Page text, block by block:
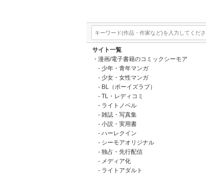
サイト一覧
漫画/電子書籍のコミックシーモア
少年・青年マンガ
少女・女性マンガ
BL（ボーイズラブ）
TL・レディコミ
ライトノベル
雑誌・写真集
小説・実用書
ハーレクイン
シーモアオリジナル
独占・先行配信
メディア化
ライトアダルト